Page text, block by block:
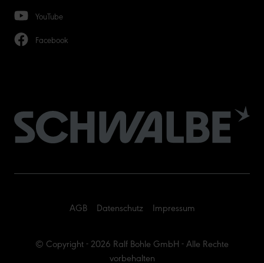
YouTube
Facebook
© Copyright - 2026 Ralf Bohle GmbH - Alle Rechte
vorbehalten
AGB Datenschutz Impressum